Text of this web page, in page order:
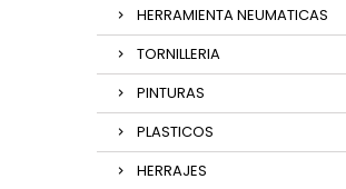
HERRAMIENTA NEUMATICAS
TORNILLERIA
PINTURAS
PLASTICOS
HERRAJES